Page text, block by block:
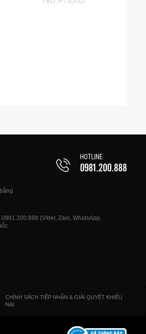
HOTLINE
0981.200.888
(Viber, Zalo, WhatsApp,
CHÍNH SÁCH TIẾP NHẬN & GIẢI QUYẾT KHIẾU
NẠI